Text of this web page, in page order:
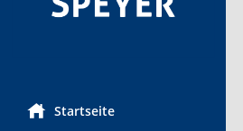
Startseite